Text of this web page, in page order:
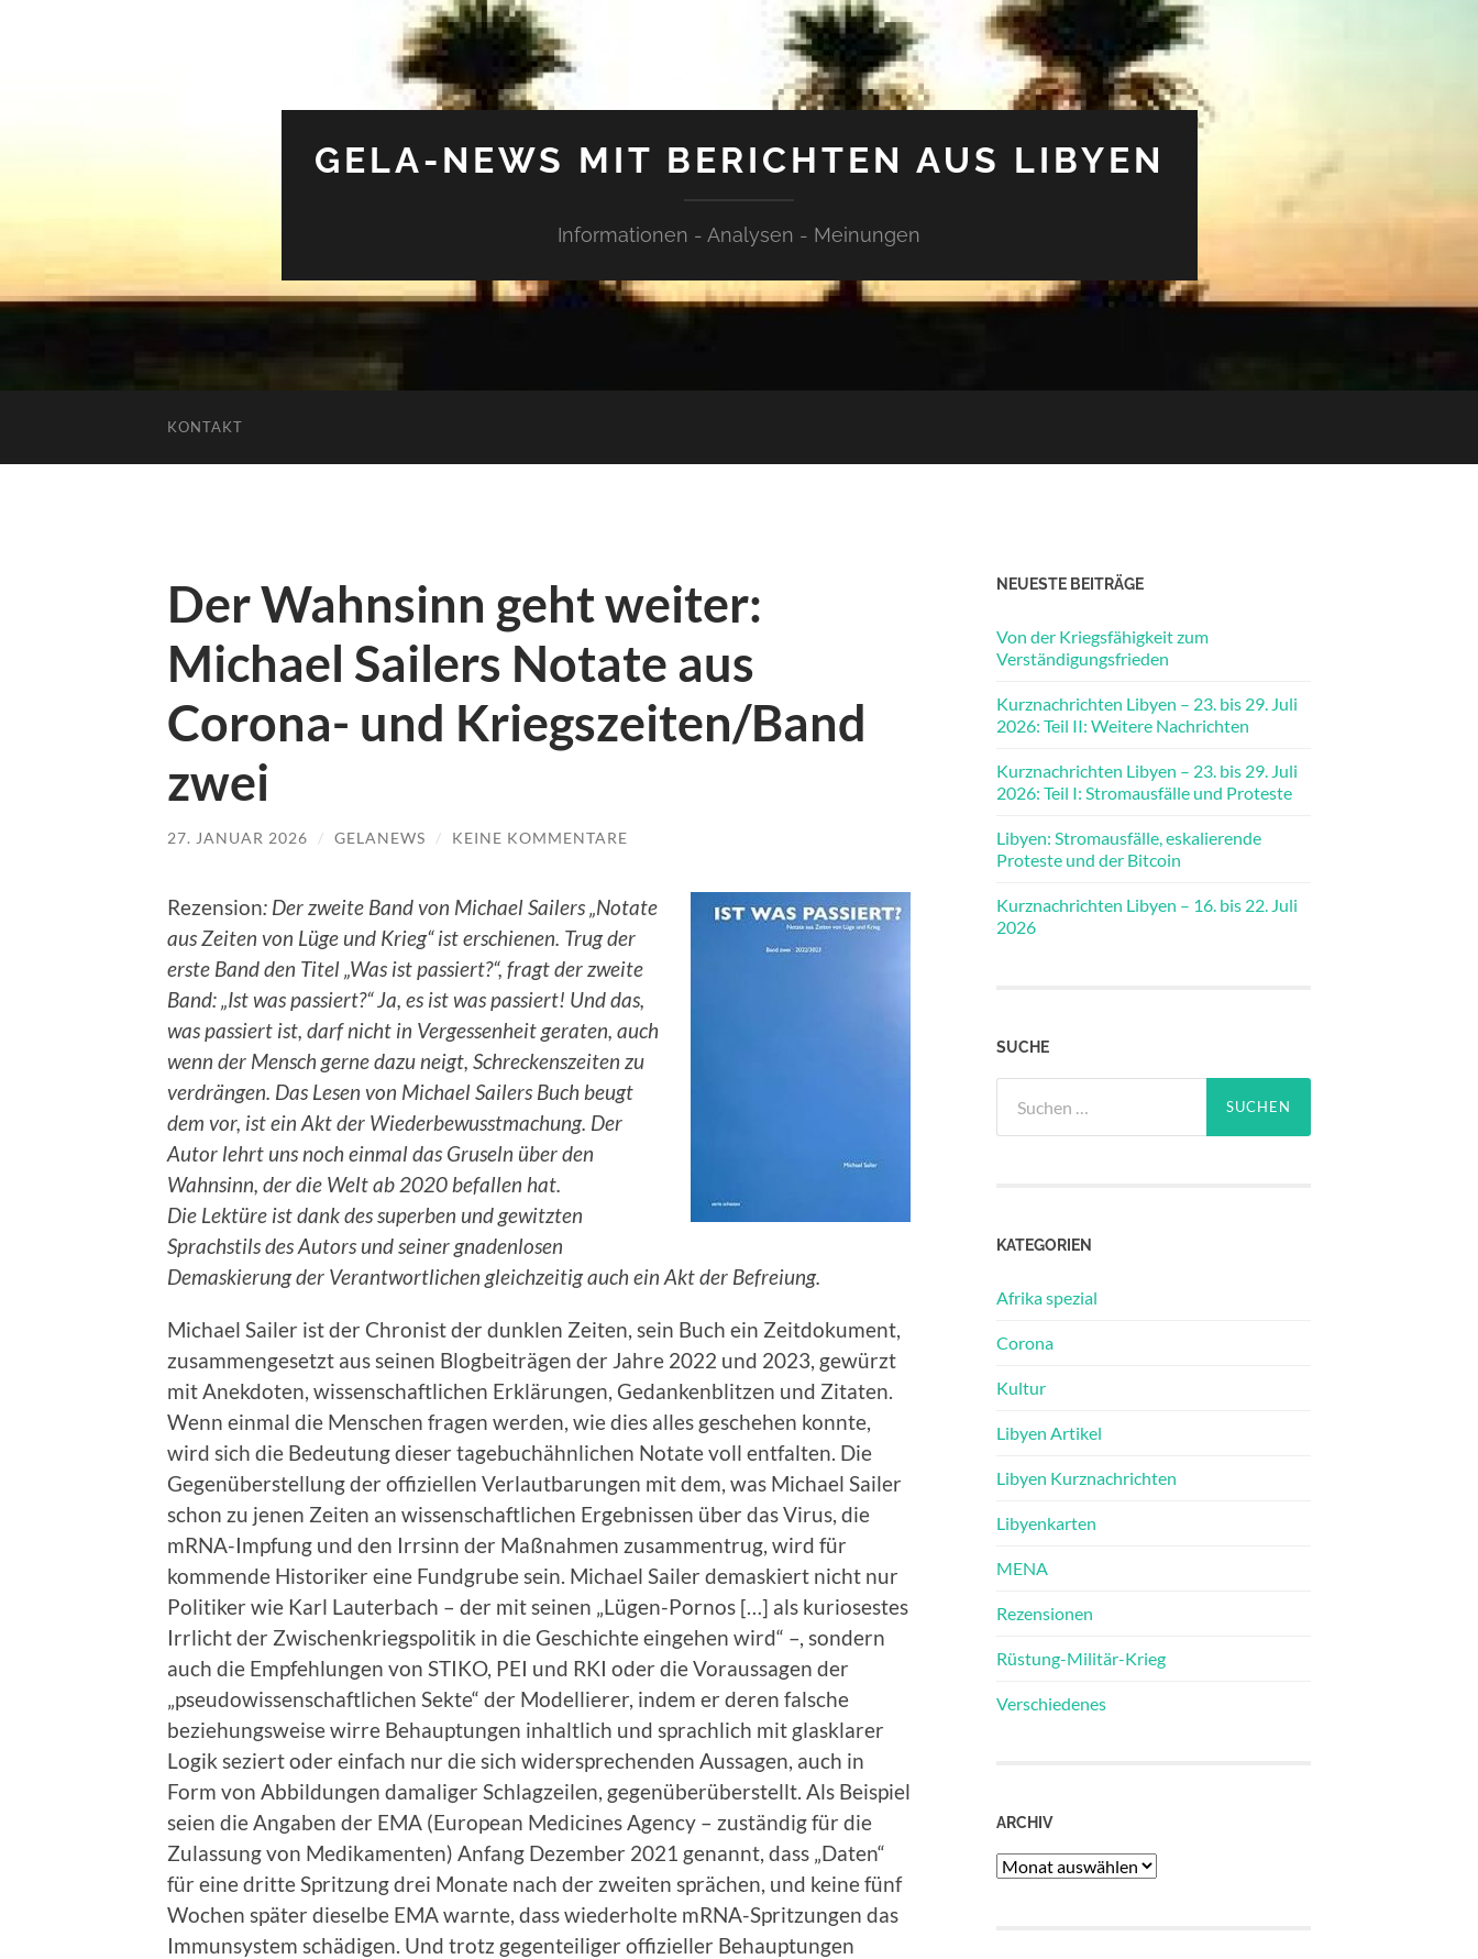
GELA-NEWS MIT BERICHTEN AUS LIBYEN
Informationen - Analysen - Meinungen
KONTAKT
Der Wahnsinn geht weiter:
Michael Sailers Notate aus
Corona- und Kriegszeiten/Band
zwei
27. JANUAR 2026 / GELANEWS / KEINE KOMMENTARE
Rezension: Der zweite Band von Michael Sailers „Notate
aus Zeiten von Lüge und Krieg“ ist erschienen. Trug der
erste Band den Titel „Was ist passiert?“, fragt der zweite
Band: „Ist was passiert?“ Ja, es ist was passiert! Und das,
was passiert ist, darf nicht in Vergessenheit geraten, auch
wenn der Mensch gerne dazu neigt, Schreckenszeiten zu
verdrängen. Das Lesen von Michael Sailers Buch beugt
dem vor, ist ein Akt der Wiederbewusstmachung. Der
Autor lehrt uns noch einmal das Gruseln über den
Wahnsinn, der die Welt ab 2020 befallen hat.
Die Lektüre ist dank des superben und gewitzten
Sprachstils des Autors und seiner gnadenlosen
Demaskierung der Verantwortlichen gleichzeitig auch ein Akt der Befreiung.
Michael Sailer ist der Chronist der dunklen Zeiten, sein Buch ein Zeitdokument,
zusammengesetzt aus seinen Blogbeiträgen der Jahre 2022 und 2023, gewürzt
mit Anekdoten, wissenschaftlichen Erklärungen, Gedankenblitzen und Zitaten.
Wenn einmal die Menschen fragen werden, wie dies alles geschehen konnte,
wird sich die Bedeutung dieser tagebuchähnlichen Notate voll entfalten. Die
Gegenüberstellung der offiziellen Verlautbarungen mit dem, was Michael Sailer
schon zu jenen Zeiten an wissenschaftlichen Ergebnissen über das Virus, die
mRNA-Impfung und den Irrsinn der Maßnahmen zusammentrug, wird für
kommende Historiker eine Fundgrube sein. Michael Sailer demaskiert nicht nur
Politiker wie Karl Lauterbach – der mit seinen „Lügen-Pornos […] als kuriosestes
Irrlicht der Zwischenkriegspolitik in die Geschichte eingehen wird“ –, sondern
auch die Empfehlungen von STIKO, PEI und RKI oder die Voraussagen der
„pseudowissenschaftlichen Sekte“ der Modellierer, indem er deren falsche
beziehungsweise wirre Behauptungen inhaltlich und sprachlich mit glasklarer
Logik seziert oder einfach nur die sich widersprechenden Aussagen, auch in
Form von Abbildungen damaliger Schlagzeilen, gegenüberüberstellt. Als Beispiel
seien die Angaben der EMA (European Medicines Agency – zuständig für die
Zulassung von Medikamenten) Anfang Dezember 2021 genannt, dass „Daten“
für eine dritte Spritzung drei Monate nach der zweiten sprächen, und keine fünf
Wochen später dieselbe EMA warnte, dass wiederholte mRNA-Spritzungen das
Immunsystem schädigen. Und trotz gegenteiliger offizieller Behauptungen
NEUESTE BEITRÄGE
Von der Kriegsfähigkeit zum
Verständigungsfrieden
Kurznachrichten Libyen – 23. bis 29. Juli
2026: Teil II: Weitere Nachrichten
Kurznachrichten Libyen – 23. bis 29. Juli
2026: Teil I: Stromausfälle und Proteste
Libyen: Stromausfälle, eskalierende
Proteste und der Bitcoin
Kurznachrichten Libyen – 16. bis 22. Juli
2026
SUCHE
nach:
KATEGORIEN
Afrika spezial
Corona
Kultur
Libyen Artikel
Libyen Kurznachrichten
Libyenkarten
MENA
Rezensionen
Rüstung-Militär-Krieg
Verschiedenes
ARCHIV
Archiv